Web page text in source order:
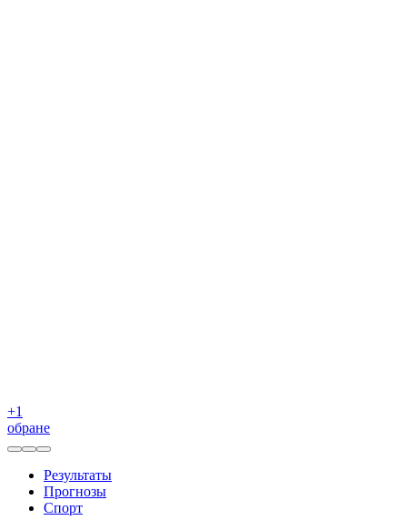
+1
обране
Результаты
Прогнозы
Спорт